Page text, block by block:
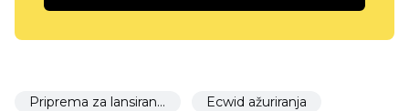
Priprema za lansiranje Ecwid ažuriranja